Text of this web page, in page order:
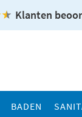
Klanten
BADEN